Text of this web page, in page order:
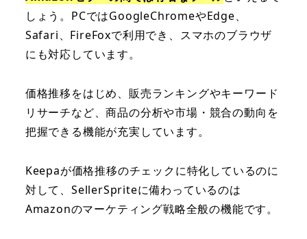
しょう。PCではGoogleChromeやEdge、
Safari、FireFoxで利用でき、スマホのブラウザ
にも対応しています。
価格推移をはじめ、販売ランキングやキーワード
リサーチなど、商品の分析や市場・競合の動向を
把握できる機能が充実しています。
Keepaが価格推移のチェックに特化しているのに
対して、SellerSpriteに備わっているのは
Amazonのマーケティング戦略全般の機能です。